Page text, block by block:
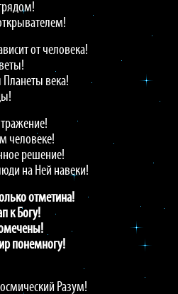
от человека!
Планеты века!
человеке!
решение!
на Ней навеки!
отметина!
к Богу!
понемногу!
Разум!